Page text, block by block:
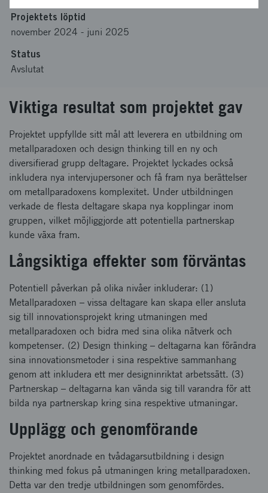
Projektets löptid
november 2024 - juni 2025
Status
Avslutat
Viktiga resultat som projektet gav
Projektet uppfyllde sitt mål att leverera en utbildning om
metallparadoxen och design thinking till en ny och
diversifierad grupp deltagare. Projektet lyckades också
inkludera nya intervjupersoner och få fram nya berättelser
om metallparadoxens komplexitet. Under utbildningen
verkade de flesta deltagare skapa nya kopplingar inom
gruppen, vilket möjliggjorde att potentiella partnerskap
kunde växa fram.
Långsiktiga effekter som förväntas
Potentiell påverkan på olika nivåer inkluderar: (1)
Metallparadoxen – vissa deltagare kan skapa eller ansluta
sig till innovationsprojekt kring utmaningen med
metallparadoxen och bidra med sina olika nätverk och
kompetenser. (2) Design thinking – deltagarna kan förändra
sina innovationsmetoder i sina respektive sammanhang
genom att inkludera ett mer designinriktat arbetssätt. (3)
Partnerskap – deltagarna kan vända sig till varandra för att
bilda nya partnerskap kring sina respektive utmaningar.
Upplägg och genomförande
Projektet anordnade en tvådagarsutbildning i design
thinking med fokus på utmaningen kring metallparadoxen.
Detta var den tredje utbildningen som genomfördes.